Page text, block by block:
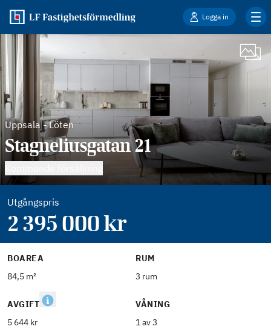
Logga in
Uppsala-Löten
Stagneliusgatan 21
Utgångspris
2 395 000kr
BOAREA
84,5 m²
RUM
3 rum
AVGIFT
5 644 kr
VÅNING
1 av 3